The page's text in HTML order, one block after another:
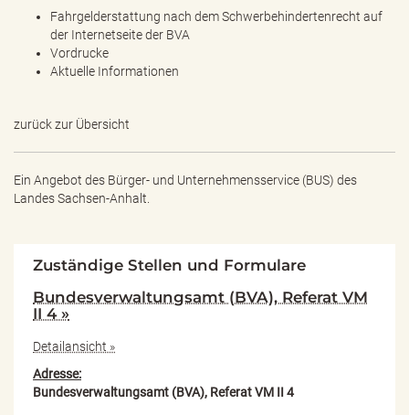
Fahrgelderstattung nach dem Schwerbehindertenrecht auf
der Internetseite der BVA
Vordrucke
Aktuelle Informationen
zurück zur Übersicht
Ein Angebot des Bürger- und Unternehmensservice (BUS) des
Landes Sachsen-Anhalt.
Zuständige Stellen und Formulare
Bundesverwaltungsamt (BVA), Referat VM
II 4 »
Detailansicht »
Adresse:
Bundesverwaltungsamt (BVA), Referat VM II 4